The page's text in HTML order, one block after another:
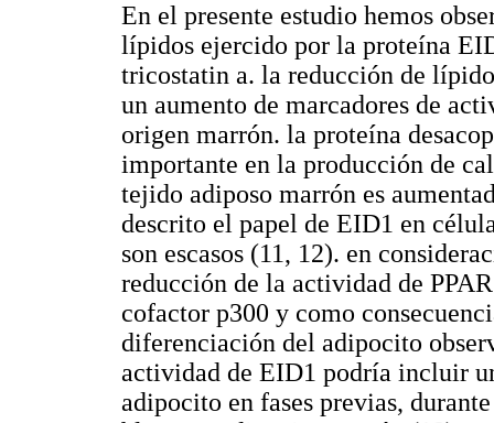
En el presente estudio hemos
lípidos ejercido por la proteína
tricostatin a. la reducción de
un aumento de marcadores de
origen marrón. la proteína
importante en la producción de
tejido adiposo marrón es
descrito el papel de EID1 en
son escasos (11, 12). en
reducción de la actividad de
cofactor p300 y como
diferenciación del adipocito
actividad de EID1 podría incluir
adipocito en fases previas,